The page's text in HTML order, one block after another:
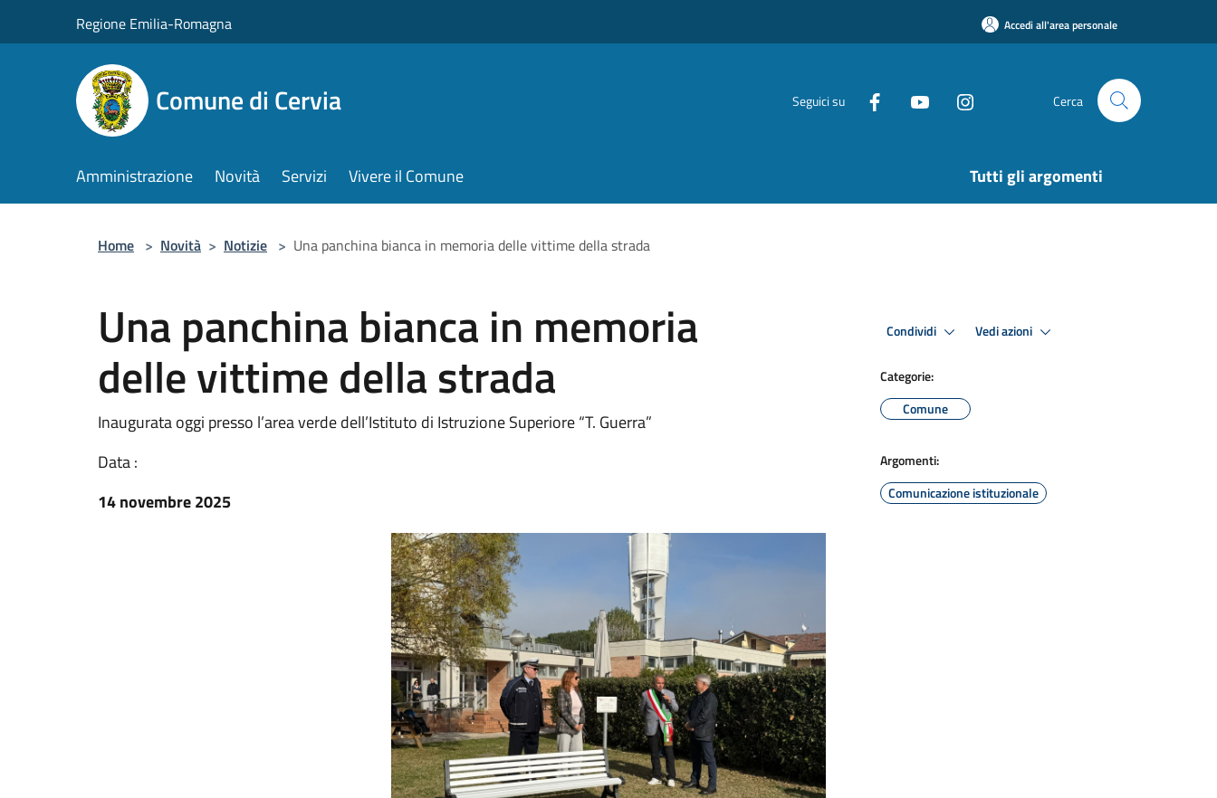
Regione Emilia-Romagna Accedi all'area personale
Comune di Cervia Seguici su Cerca
Amministrazione Novità Servizi Vivere il Comune Tutti gli argomenti
Home > Novità > Notizie > Una panchina bianca in memoria delle vittime della strada
Una panchina bianca in memoria
delle vittime della strada
Inaugurata oggi presso l’area verde dell’Istituto di Istruzione Superiore “T. Guerra”
Data :
14 novembre 2025
Condividi Vedi azioni
Categorie:
Comune
Argomenti:
Comunicazione istituzionale